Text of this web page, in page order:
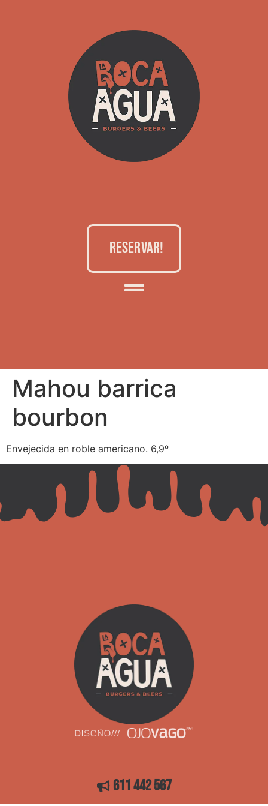
RESERVAR!
Mahou barrica
bourbon
Envejecida en roble americano. 6,9º
611 442 567